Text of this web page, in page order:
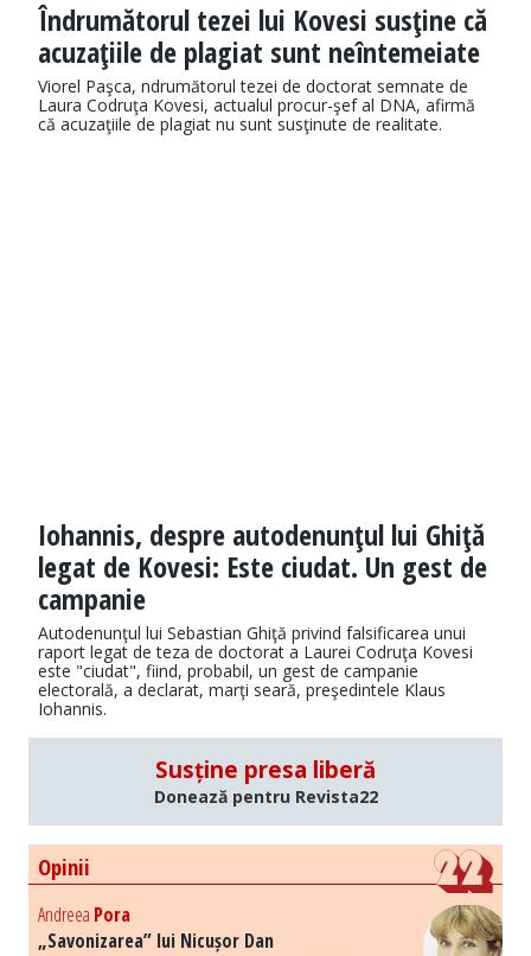
Îndrumătorul tezei lui Kovesi susţine că
acuzaţiile de plagiat sunt neîntemeiate
Viorel Paşca, ndrumătorul tezei de doctorat semnate de
Laura Codruţa Kovesi, actualul procur-şef al DNA, afirmă
că acuzaţiile de plagiat nu sunt susţinute de realitate.
Iohannis, despre autodenunţul lui Ghiţă
legat de Kovesi: Este ciudat. Un gest de
campanie
Autodenunţul lui Sebastian Ghiţă privind falsificarea unui
raport legat de teza de doctorat a Laurei Codruţa Kovesi
este "ciudat", fiind, probabil, un gest de campanie
electorală, a declarat, marţi seară, preşedintele Klaus
Iohannis.
Susține presa liberă
Donează pentru Revista22
Opinii
Andreea Pora
„Savonizarea” lui Nicușor Dan